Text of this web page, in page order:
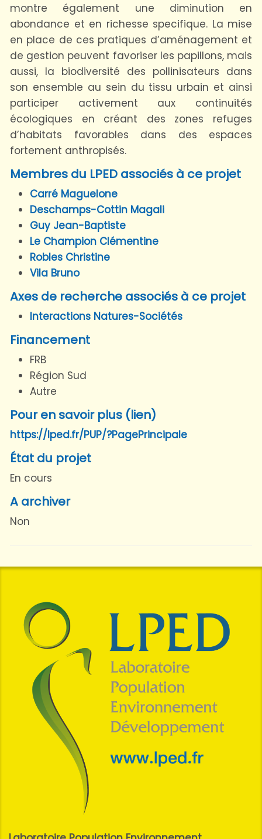
montre également une diminution en
abondance et en richesse specifique. La mise
en place de ces pratiques d’aménagement et
de gestion peuvent favoriser les papillons, mais
aussi, la biodiversité des pollinisateurs dans
son ensemble au sein du tissu urbain et ainsi
participer activement aux continuités
écologiques en créant des zones refuges
d’habitats favorables dans des espaces
fortement anthropisés.
Membres du LPED associés à ce projet
Carré Maguelone
Deschamps-Cottin Magali
Guy Jean-Baptiste
Le Champion Clémentine
Robles Christine
Vila Bruno
Axes de recherche associés à ce projet
Interactions Natures-Sociétés
Financement
FRB
Région Sud
Autre
Pour en savoir plus (lien)
https://lped.fr/PUP/?PagePrincipale
État du projet
En cours
A archiver
Non